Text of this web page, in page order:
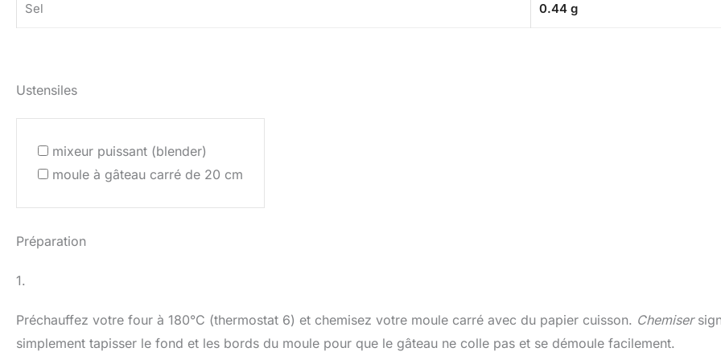
Sel 0.44 g
Ustensiles
mixeur puissant (blender)
moule à gâteau carré de 20 cm
Préparation
1.
Préchauffez votre four à 180°C (thermostat 6) et chemisez votre moule carré avec du papier cuisson. Chemiser
simplement tapisser le fond et les bords du moule pour que le gâteau ne colle pas et se démoule facilement.